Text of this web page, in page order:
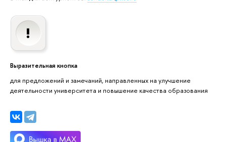
Выразительная кнопка
для предложений и замечаний, направленных на улучшение
деятельности университета и повышение качества образования